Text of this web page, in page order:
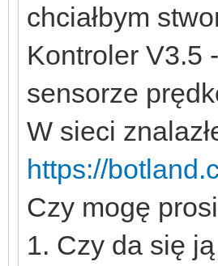
chciałbym
Kontroler V3.5
sensorze
W sieci
https://
Czy mogę
1. Czy da się